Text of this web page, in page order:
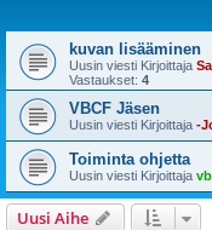
kuvan lisääminen
Uusin viesti Kirjoittaja
Vastaukset: 4
VBCF Jäsen
Uusin viesti Kirjoittaja -
Toiminta ohjetta
Uusin viesti Kirjoittaja
Uusi Aihe